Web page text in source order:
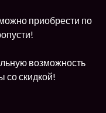
приобрести по
возможность
со скидкой!